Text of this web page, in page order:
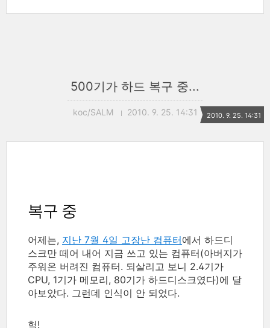
500기가 하드 복구 중...
koc/SALM 2010. 9. 25. 14:31 2010. 9. 25. 14:31
복구 중
어제는, 지난 7월 4일 고장난 컴퓨터에서 하드디
스크만 떼어 내어 지금 쓰고 있는 컴퓨터(아버지가
주워온 버려진 컴퓨터. 되살리고 보니 2.4기가
CPU, 1기가 메모리, 80기가 하드디스크였다)에 달
아보았다. 그런데 인식이 안 되었다.
헉!